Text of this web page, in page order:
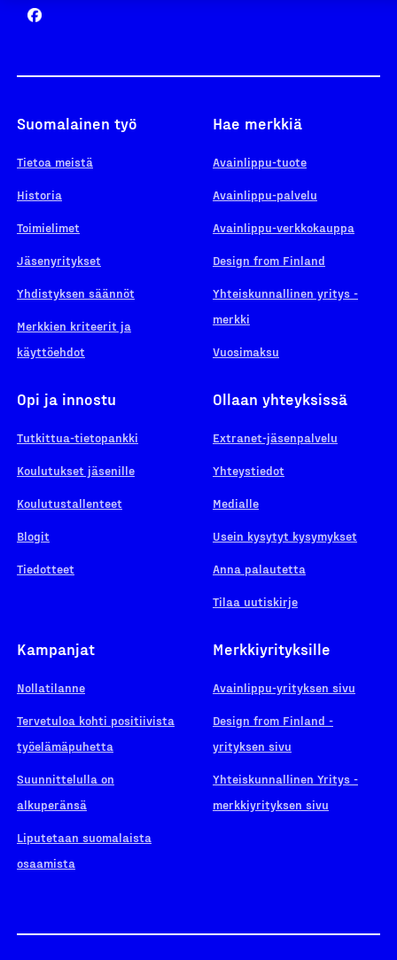
Suomalainen työ
Tietoa meistä
Historia
Toimielimet
Jäsenyritykset
Yhdistyksen säännöt
Merkkien kriteerit ja
käyttöehdot
Hae merkkiä
Avainlippu-tuote
Avainlippu-palvelu
Avainlippu-verkkokauppa
Design from Finland
Yhteiskunnallinen yritys -
merkki
Vuosimaksu
Opi ja innostu
Tutkittua-tietopankki
Koulutukset jäsenille
Koulutustallenteet
Blogit
Tiedotteet
Ollaan yhteyksissä
Extranet-jäsenpalvelu
Yhteystiedot
Medialle
Usein kysytyt kysymykset
Anna palautetta
Tilaa uutiskirje
Kampanjat
Nollatilanne
Tervetuloa kohti positiivista
työelämäpuhetta
Suunnittelulla on
alkuperänsä
Liputetaan suomalaista
osaamista
Merkkiyrityksille
Avainlippu-yrityksen sivu
Design from Finland -
yrityksen sivu
Yhteiskunnallinen Yritys -
merkkiyrityksen sivu